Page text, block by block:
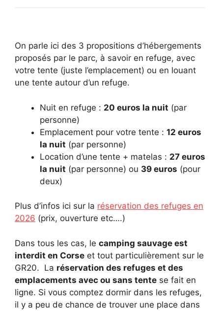
On parle ici des 3 propositions d’hébergements
proposés par le parc, à savoir en refuge, avec
votre tente (juste l’emplacement) ou en louant
une tente autour d’un refuge.
Nuit en refuge : 20 euros la nuit (par
personne)
Emplacement pour votre tente : 12 euros
la nuit (par personne)
Location d’une tente + matelas : 27 euros
la nuit (par personne) ou 39 euros (pour
deux)
Plus d’infos ici sur la réservation des refuges en
2026 (prix, ouverture etc….)
Dans tous les cas, le camping sauvage est
interdit en Corse et tout particulièrement sur le
GR20. La réservation des refuges et des
emplacements avec ou sans tente se fait en
ligne. Si vous comptez dormir dans les refuges,
il y a peu de chance de trouver une place dans